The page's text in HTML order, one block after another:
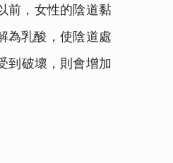
前，女性的陰道黏
為乳酸，使陰道處
到破壞，則會增加